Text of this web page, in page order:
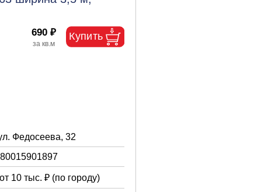
690 ₽
Федосеева, 32
10 тыс. ₽ (по городу)